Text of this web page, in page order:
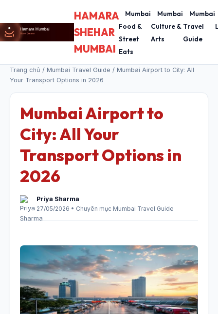
HAMARA
SHEHAR
MUMBAI
Mumbai
Food &
Street
Eats
Mumbai
Culture &
Arts
Mumbai
Travel
Guide
Trang chủ / Mumbai Travel Guide / Mumbai Airport to City: All
Your Transport Options in 2026
Mumbai Airport to
City: All Your
Transport Options in
2026
Priya Sharma
27/05/2026 • Chuyên mục Mumbai Travel Guide